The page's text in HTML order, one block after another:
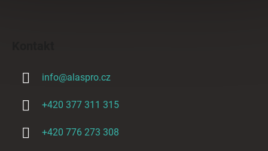
info@alaspro.cz
+420 377 311 315
+420 776 273 308